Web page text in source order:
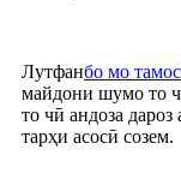
Лутфанбо мо
майдони шумо то
то чӣ андоза
тарҳи асосӣ созем.